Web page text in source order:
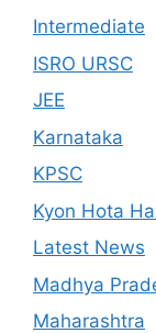
Intermediate
ISRO URSC
JEE
Karnataka
KPSC
Kyon Hota
Latest News
Madhya
Maharashtra